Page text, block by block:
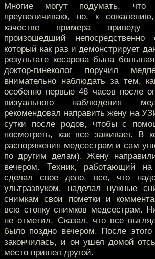
Многие могут подумать,
преувеличиваю, но, к
качестве примера приведу
произошедший
который как раз и демонстрирует
результате кесарева была
доктор-гинеколог поручил
внимательно наблюдать за тем,
особенно первые 48 часов после
визуального наблюдения
рекомендовал направить жену на
сутки после родов, чтобы с
посмотреть, как все заживает. В
распоряжения медсестрам и сам
по другим делам). Жену
вечером. Техник, работающий
сделал свое дело, все, что
ультразвуком, наделал нужные
снимкам свои пометки и
всю стопку снимков медсестрам.
не отметил. Сказал, что все
было поздно вечером. После
закончилась, и он ушел домой
место пришел другой.